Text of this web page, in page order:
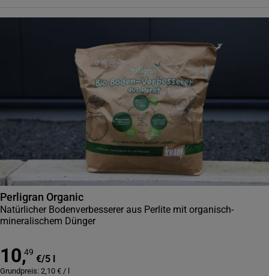
Perligran Organic
Natürlicher Bodenverbesserer aus Perlite mit organisch-
mineralischem Dünger
10,49
€/5 l
Grundpreis: 2,10 € /